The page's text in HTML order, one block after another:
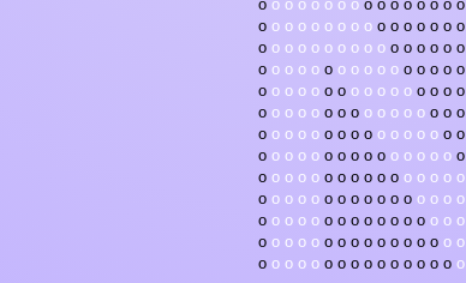
o o o o o o o o o o o o o o o o
o o o o o o o o o o o o o o o o
o o o o o o o o o o o o o o o o
o o o o o o o o o o o o o o o o
o o o o o o o o o o o o o o o o
o o o o o o o o o o o o o o o o
o o o o o o o o o o o o o o o o
o o o o o o o o o o o o o o o o
o o o o o o o o o o o o o o o o
o o o o o o o o o o o o o o o o
o o o o o o o o o o o o o o o o
o o o o o o o o o o o o o o o o
o o o o o o o o o o o o o o o o